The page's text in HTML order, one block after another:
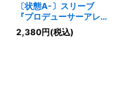
〔状態A-〕スリーブ
『プロデューサーアレッ
クス(バトスピ界放祭
2019)』50枚【-】{-}
2,380円(税込)